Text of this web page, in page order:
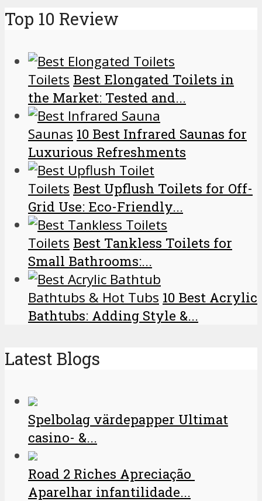
Top 10 Review
Toilets Best Elongated Toilets in
the Market: Tested and...
Saunas 10 Best Infrared Saunas for
Luxurious Refreshments
Toilets Best Upflush Toilets for Off-
Grid Use: Eco-Friendly...
Toilets Best Tankless Toilets for
Small Bathrooms:...
Bathtubs & Hot Tubs 10 Best Acrylic
Bathtubs: Adding Style &...
Latest Blogs
Spelbolag värdepapper Ultimat
casino- &...
Road 2 Riches Apreciação ️
Aparelhar infantilidade...